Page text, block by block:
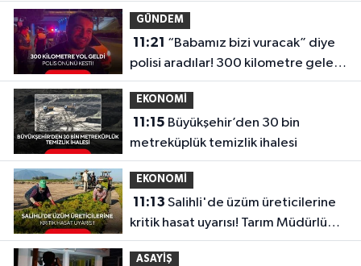
GÜNDEM
11:21
polisi aradılar! 300 kilometre gelen
babanın şaşkınlığı kamerada
EKONOMİ
11:15
metreküplük temizlik ihalesi
EKONOMİ
11:13
kritik hasat uyarısı! Tarım Müdürlüğü
tek tek açıkladı
ASAYİŞ